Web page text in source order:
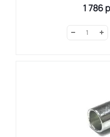
1 786